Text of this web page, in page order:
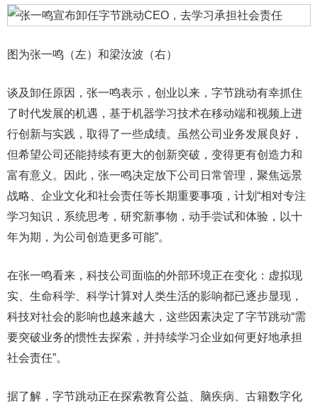
图为张一鸣（左）和梁汝波（右）
谈及卸任原因，张一鸣表示，创业以来，字节跳动有幸抓住
了时代发展的机遇，基于机器学习技术在移动端和视频上进
行创新与实践，取得了一些成绩。虽然公司业务发展良好，
但希望公司还能持续有更大的创新突破，变得更有创造力和
富有意义。因此，张一鸣决定放下公司日常管理，聚焦远景
战略、企业文化和社会责任等长期重要事项，计划“相对专注
学习知识，系统思考，研究新事物，动手尝试和体验，以十
年为期，为公司创造更多可能”。
在张一鸣看来，科技公司面临的外部环境正在变化：虚拟现
实、生命科学、科学计算对人类生活的影响都已逐步显现，
科技对社会的影响也越来越大，这些因素决定了字节跳动“需
要突破业务的惯性去探索，并持续学习企业如何更好地承担
社会责任”。
据了解，字节跳动正在探索教育公益、脑疾病、古籍数字化